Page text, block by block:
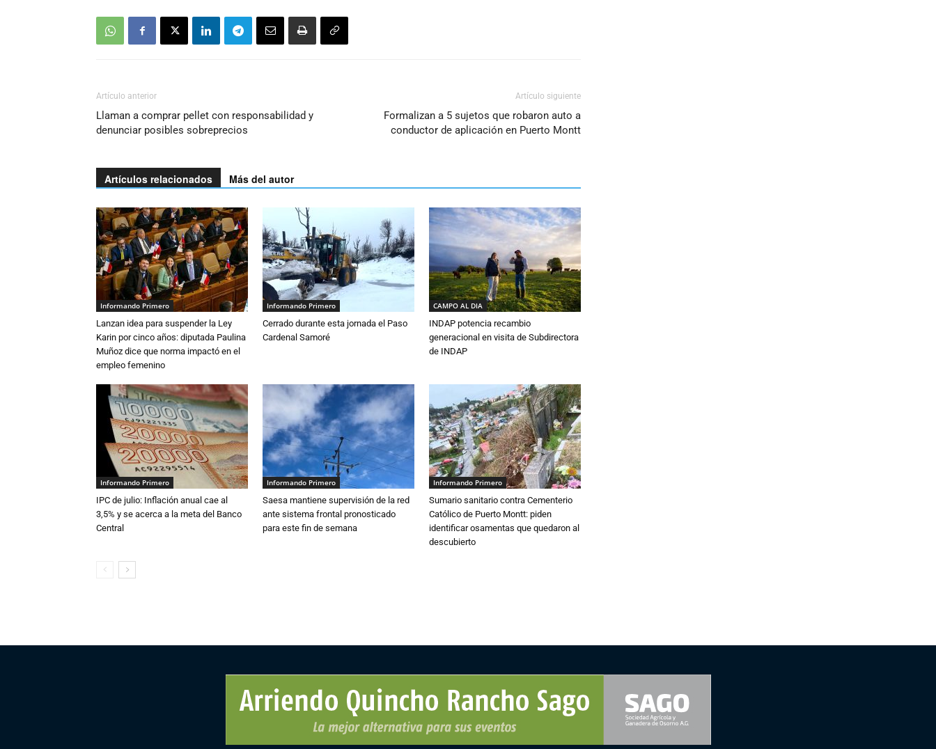
Artículo anterior
Llaman a comprar pellet con responsabilidad y
denunciar posibles sobreprecios
Artículo siguiente
Formalizan a 5 sujetos que robaron auto a
conductor de aplicación en Puerto Montt
Artículos relacionados Más del autor
Informando Primero
Lanzan idea para suspender la Ley
Karin por cinco años: diputada Paulina
Muñoz dice que norma impactó en el
empleo femenino
Informando Primero
Cerrado durante esta jornada el Paso
Cardenal Samoré
CAMPO AL DIA
INDAP potencia recambio
generacional en visita de Subdirectora
de INDAP
Informando Primero
IPC de julio: Inflación anual cae al
3,5% y se acerca a la meta del Banco
Central
Informando Primero
Saesa mantiene supervisión de la red
ante sistema frontal pronosticado
para este fin de semana
Informando Primero
Sumario sanitario contra Cementerio
Católico de Puerto Montt: piden
identificar osamentas que quedaron al
descubierto